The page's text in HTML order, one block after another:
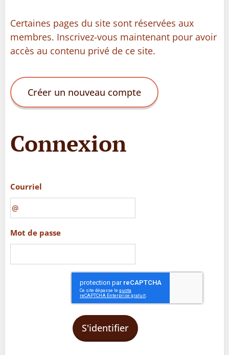
Certaines pages du site sont réservées aux
membres. Inscrivez-vous maintenant pour avoir
accès au contenu privé de ce site.
Créer un nouveau compte
Connexion
Courriel
Mot de passe
S'identifier